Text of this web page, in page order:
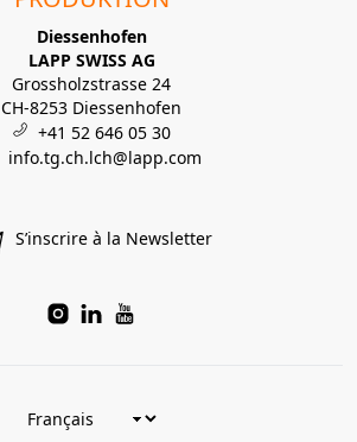
Diessenhofen
LAPP SWISS AG
Grossholzstrasse 24
CH-8253 Diessenhofen
+41 52 646 05 30
info.tg.ch.lch@lapp.com
S’inscrire à la Newsletter